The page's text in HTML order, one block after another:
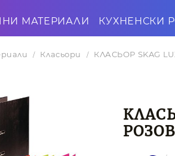
МАТЕРИАЛИ КУХНЕНСКИ
Класьори КЛАСЬОР SKAG
РОЗОВ